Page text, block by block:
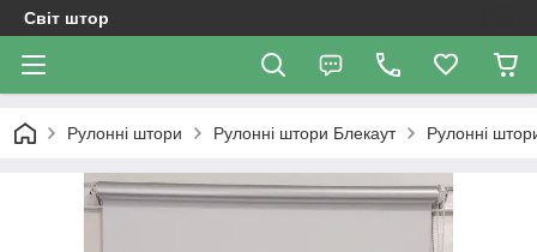
Світ штор
Рулонні штори Рулонні штори Блекаут Рулонні